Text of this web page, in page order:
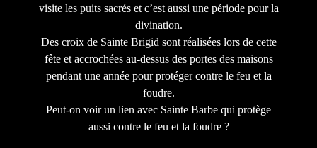
visite les puits sacrés et c’est aussi une période pour la
divination.
Des croix de Sainte Brigid sont réalisées lors de cette
fête et accrochées au-dessus des portes des maisons
pendant une année pour protéger contre le feu et la
foudre.
Peut-on voir un lien avec Sainte Barbe qui protège
aussi contre le feu et la foudre ?